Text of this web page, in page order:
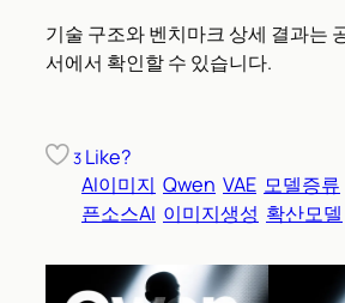
기술 구조와 벤치마크 상세 결과는
서에서 확인할 수 있습니다.
3 Like?
AI이미지 Qwen VAE 모델증류
픈소스AI 이미지생성 확산모델